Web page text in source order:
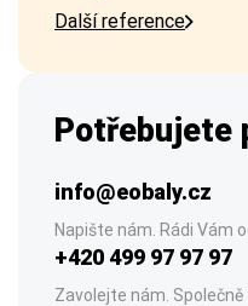
Další reference
Potřebujete
info@eobaly.cz
Napište nám. Rádi Vám
+420 499 97 97 97
Zavolejte nám. Společně